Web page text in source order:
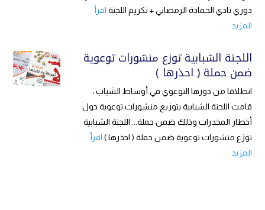
دوري نادي الحمادة الرمضاني + تكريم اللجنة اقرأ
المزيد
اللجنة الشبابية توزع منشورات توعوية
ضمن حملة ( احذرها )
انطلاقا من دورها التوعوي في أوساط الشباب ،
قامت اللجنة الشبابية بتوزيع منشورات توعوية حول
أخطار المخدرات وذلك ضمن حملة... اللجنة الشبابية
توزع منشورات توعوية ضمن حملة ( احذرها ) اقرأ
المزيد